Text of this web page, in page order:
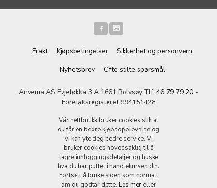
Frakt Kjøpsbetingelser
Sikkerhet og personvern
Nyhetsbrev
Ofte stilte spørsmål
Anvema AS Evjeløkka 3 A 1661 Rolvsøy Tlf. 46 79 79 20 -
Foretaksregisteret 994151428
Vår nettbutikk bruker cookies slik at
du får en bedre kjøpsopplevelse og
vi kan yte deg bedre service. Vi
bruker cookies hovedsaklig til å
lagre innloggingsdetaljer og huske
hva du har puttet i handlekurven din.
Fortsett å bruke siden som normalt
om du godtar dette. Les mer eller